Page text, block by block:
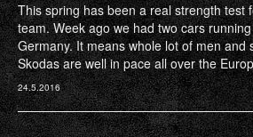
This spring has been a real strength test
team. Week ago we had two cars
Germany. It means whole lot of men and
Skodas are well in pace all over the
24.5.2016